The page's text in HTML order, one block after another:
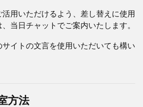
用いただけるよう、差し替えに使用
当日チャットでご案内いたします。
サイトの文言を使用いただいても構い
方法